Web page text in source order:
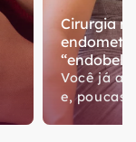
Cirurgia
Você já
e, poucas